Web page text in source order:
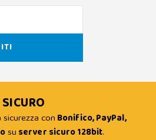
sicurezza con Bonifico, PayPal,
su server sicuro 128bit.